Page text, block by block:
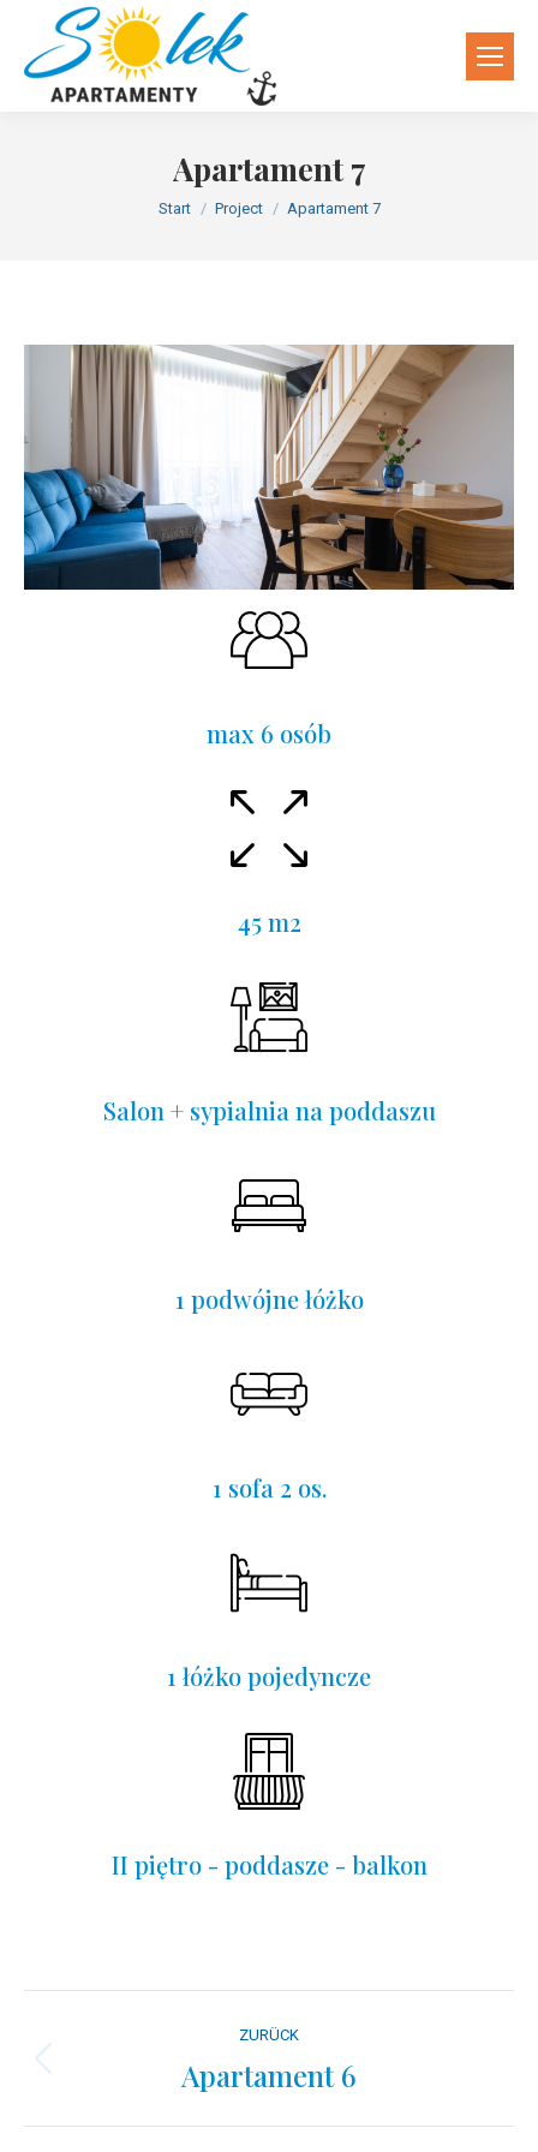
Apartament 7
Sie befinden sich hier:
Start Project Apartament 7
max 6 osób
45 m2
Salon + sypialnia na poddaszu
1 podwójne łóżko
1 sofa 2 os.
1 łóżko pojedyncze
II piętro - poddasze - balkon
navigation
ZURÜCK
Previous
Apartament 6